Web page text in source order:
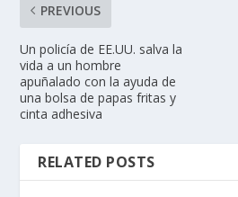
PREVIOUS
Un policía de EE.UU. salva la
vida a un hombre
apuñalado con la ayuda de
una bolsa de papas fritas y
cinta adhesiva
RELATED POSTS